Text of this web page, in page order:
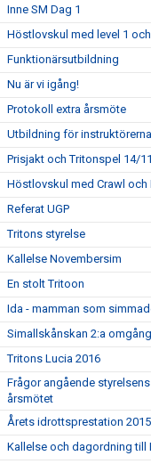
Inne SM Dag 1
Höstlovskul med level 1
Funktionärsutbildning
Nu är vi igång!
Protokoll extra årsmöte
Utbildning för instruktörerna
Prisjakt och Tritonspel 14/11
Höstlovskul med Crawl och
Referat UGP
Tritons styrelse
Kallelse Novembersim
En stolt Tritoon
Ida - mamman som
Simallskånskan 2:a
Tritons Lucia 2016
Frågor angående
årsmötet
Årets idrottsprestation 2015
Kallelse och dagordning till